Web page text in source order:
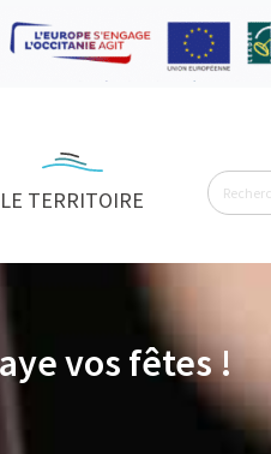
LE TERRITOIRE
vos fêtes !